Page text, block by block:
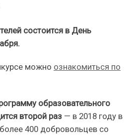
состоится в День
можно ознакомиться по
образовательного
второй раз — в 2018 году в
400 добровольцев со